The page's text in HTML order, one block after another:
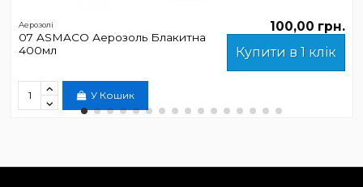
Аерозолі
07 ASMACO Аерозоль Блакитна
400мл
100,00 грн.
Купити в 1 клік
У Кошик